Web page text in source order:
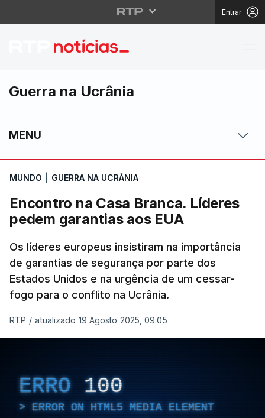
Entrar
Encontro na Casa
Guerra na Ucrânia
MENU
MUNDO GUERRA NA UCRÂNIA
Encontro na Casa Branca. Líderes
pedem garantias aos EUA
Os líderes europeus insistiram na importância
de garantias de segurança por parte dos
Estados Unidos e na urgência de um cessar-
fogo para o conflito na Ucrânia.
RTP / atualizado 19 Agosto 2025, 09:05
ERRO 100
ERROR ON HTML5 MEDIA ELEMENT